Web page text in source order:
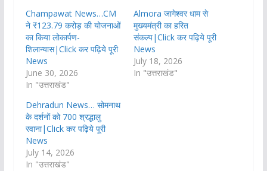
Champawat News…CM
ने ₹123.79 करोड़ की योजनाओं
का किया लोकार्पण-
शिलान्यास|Click कर पढ़िये पूरी
News
June 30, 2026
In "उत्तराखंड"
Almora जागेश्वर धाम से
मुख्यमंत्री का हरित
संकल्प|Click कर पढ़िये पूरी
News
July 18, 2026
In "उत्तराखंड"
Dehradun News… सोमनाथ
के दर्शनों को 700 श्रद्धालु
रवाना|Click कर पढ़िये पूरी
News
July 14, 2026
In "उत्तराखंड"